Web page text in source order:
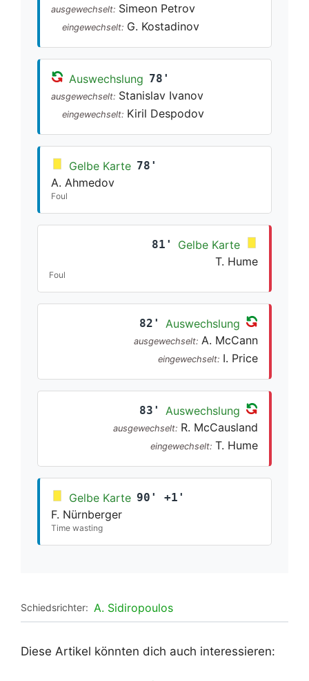
ausgewechselt: Simeon Petrov
eingewechselt: G. Kostadinov
Auswechslung 78'
ausgewechselt: Stanislav Ivanov
eingewechselt: Kiril Despodov
Gelbe Karte 78'
A. Ahmedov
Foul
81'
Gelbe Karte
T. Hume
Foul
82' Auswechslung
ausgewechselt: A. McCann
eingewechselt: I. Price
83' Auswechslung
ausgewechselt: R. McCausland
eingewechselt: T. Hume
Gelbe Karte 90' +1'
F. Nürnberger
Time wasting
Schiedsrichter: A. Sidiropoulos
Diese Artikel könnten dich auch interessieren: